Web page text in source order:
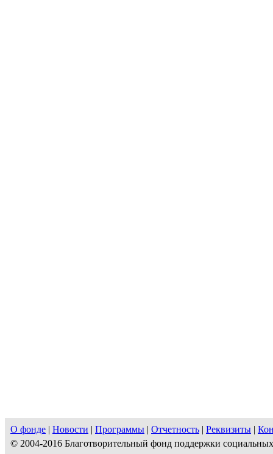
О фонде | Новости | Программы | Отчетность | Реквизиты |
© 2004-2016 Благотворительный фонд поддержки